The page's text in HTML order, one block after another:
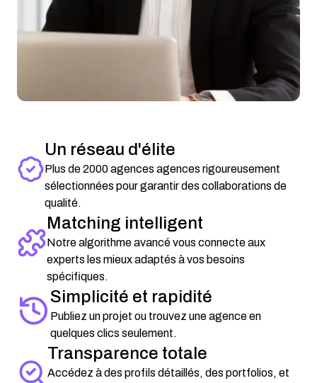
Un réseau d'élite
Plus de 2000 agences agences rigoureusement
sélectionnées pour garantir des collaborations de
qualité.
Matching intelligent
Notre algorithme avancé vous connecte aux
experts les mieux adaptés à vos besoins
spécifiques.
Simplicité et rapidité
Publiez un projet ou trouvez une agence en
quelques clics seulement.
Transparence totale
Accédez à des profils détaillés, des portfolios, et